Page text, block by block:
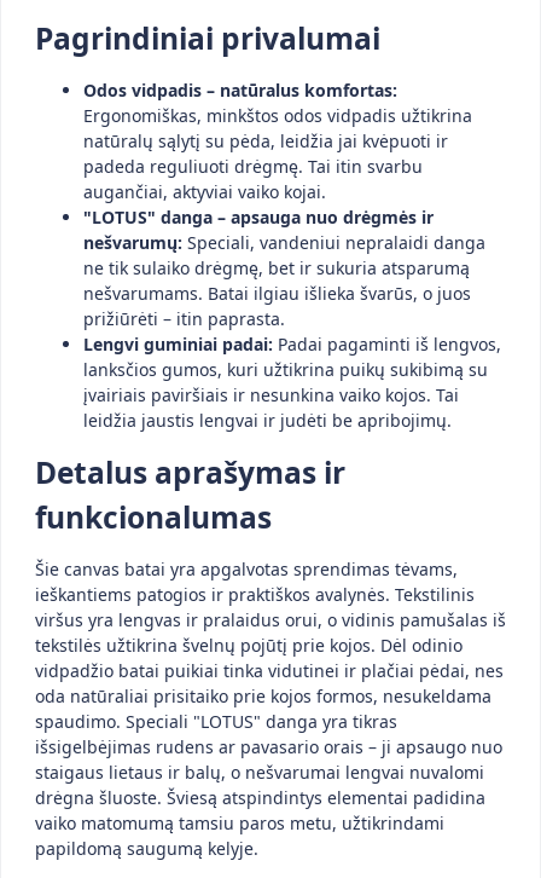
Pagrindiniai privalumai
Odos vidpadis – natūralus komfortas:
Ergonomiškas, minkštos odos vidpadis užtikrina
natūralų sąlytį su pėda, leidžia jai kvėpuoti ir
padeda reguliuoti drėgmę. Tai itin svarbu
augančiai, aktyviai vaiko kojai.
"LOTUS" danga – apsauga nuo drėgmės ir
nešvarumų: Speciali, vandeniui nepralaidi danga
ne tik sulaiko drėgmę, bet ir sukuria atsparumą
nešvarumams. Batai ilgiau išlieka švarūs, o juos
prižiūrėti – itin paprasta.
Lengvi guminiai padai: Padai pagaminti iš lengvos,
lanksčios gumos, kuri užtikrina puikų sukibimą su
įvairiais paviršiais ir nesunkina vaiko kojos. Tai
leidžia jaustis lengvai ir judėti be apribojimų.
Detalus aprašymas ir
funkcionalumas
Šie canvas batai yra apgalvotas sprendimas tėvams,
ieškantiems patogios ir praktiškos avalynės. Tekstilinis
viršus yra lengvas ir pralaidus orui, o vidinis pamušalas iš
tekstilės užtikrina švelnų pojūtį prie kojos. Dėl odinio
vidpadžio batai puikiai tinka vidutinei ir plačiai pėdai, nes
oda natūraliai prisitaiko prie kojos formos, nesukeldama
spaudimo. Speciali "LOTUS" danga yra tikras
išsigelbėjimas rudens ar pavasario orais – ji apsaugo nuo
staigaus lietaus ir balų, o nešvarumai lengvai nuvalomi
drėgna šluoste. Šviesą atspindintys elementai padidina
vaiko matomumą tamsiu paros metu, užtikrindami
papildomą saugumą kelyje.